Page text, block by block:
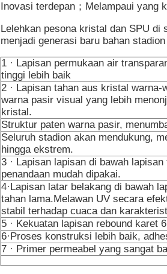
Inovasi terdepan；Melampaui yang
Lelehkan pesona kristal dan SPU di
menjadi generasi baru bahan
1 · Lapisan permukaan air
tinggi lebih baik
2 · Lapisan tahan aus kristal
warna pasir visual yang lebih
kristal.
Struktur paten warna pasir,
Seluruh stadion akan mendukung,
hingga ekstrem.
3 · Lapisan lapisan di bawah
penandaan mudah dipakai.
4·Lapisan latar belakang di bawah
tahan lama.Melawan UV secara
stabil terhadap cuaca dan
5 · Kekuatan lapisan rebound karet
6·Proses konstruksi lebih baik,
7 · Primer permeabel yang sangat